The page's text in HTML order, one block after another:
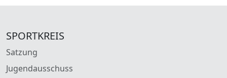
SPORTKREIS
Satzung
Jugendausschuss